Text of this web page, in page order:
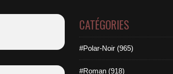
CATÉGORIES
#Polar-Noir (965)
#Roman (918)